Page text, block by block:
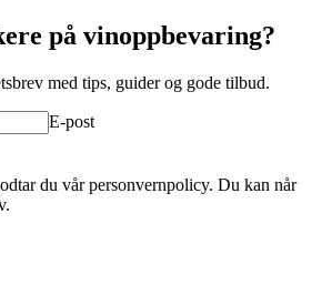
på vinoppbevaring?
med tips, guider og gode tilbud.
E-post
du vår personvernpolicy. Du kan når